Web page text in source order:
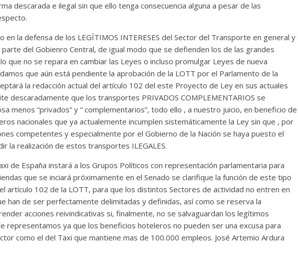
descarada e ilegal sin que ello tenga consecuencia alguna a pesar de las
en la defensa de los LEGÍTIMOS INTERESES del Sector del Transporte en general y
del Gobienro Central, de igual modo que se defienden los de las grandes
que no se repara en cambiar las Leyes o incluso promulgar Leyes de nueva
que aún está pendiente la aprobación de la LOTT por el Parlamento de la
la redacción actual del artículo 102 del este Proyecto de Ley en sus actuales
descaradamente que los transportes PRIVADOS COMPLEMENTARIOS se
menos “privados” y “ complementarios”, todo ello , a nuestro juicio, en beneficio de
nacionales que ya actualemente incumplen sistemáticamente la Ley sin que , por
competentes y especialmente por el Gobierno de la Nación se haya puesto el
la realización de estos transportes ILEGALES.
de España instará a los Grupos Políticos con representación parlamentaria para
que se inciará próximamente en el Senado se clarifique la función de este tipo
artículo 102 de la LOTT, para que los distintos Sectores de actividad no entren en
han de ser perfectamente delimitadas y definidas, así como se reserva la
acciones reivindicativas si, finalmente, no se salvaguardan los legítimos
representamos ya que los beneficios hoteleros no pueden ser una excusa para
como el del Taxi que mantiene mas de 100.000 empleos. José Artemio Ardura